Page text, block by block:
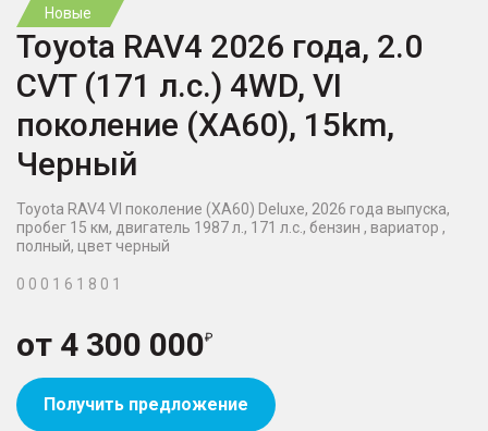
Новые
Toyota RAV4 2026 года, 2.0
CVT (171 л.с.) 4WD, VI
поколение (XA60), 15km,
Черный
Toyota RAV4 VI поколение (XA60) Deluxe, 2026 года выпуска,
пробег 15 км, двигатель 1987 л., 171 л.с., бензин , вариатор ,
полный, цвет черный
0 0 0 1 6 1 8 0 1
от 4 300 000
Получить предложение